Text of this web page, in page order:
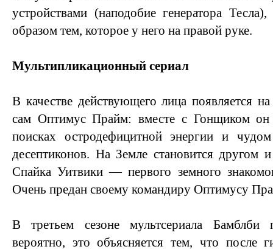
устройствами (наподобие генератора
образом тем, которое у него на правой руке.
Мультипликационный сериал
В качестве действующего лица появляется
сам Оптимус Прайм: вместе с Гонщиком
поисках остродефицитной энергии и
десептиконов. На Земле становится другом
Спайка Уитвики — первого земного
Очень предан своему командиру Оптимусу
В третьем сезоне мультсериала Бамблби
вероятно, это объясняется тем, что